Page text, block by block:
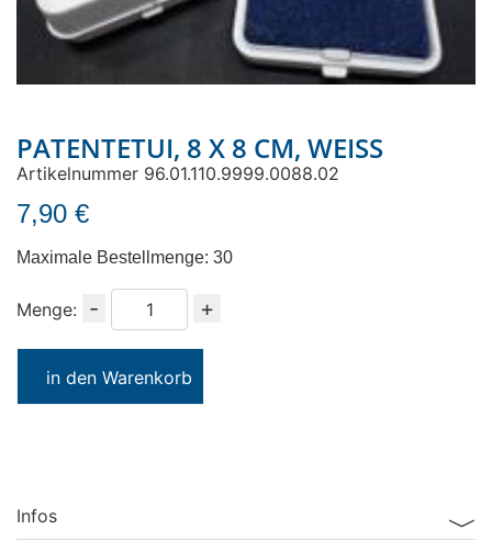
PATENTETUI, 8 X 8 CM, WEISS
Artikelnummer 96.01.110.9999.0088.02
7,90 €
Maximale Bestellmenge: 30
Menge: - Menge +
in den Warenkorb
Infos